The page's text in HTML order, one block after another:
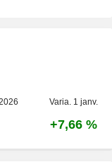
Varia. 1 janv.
+7,66 %